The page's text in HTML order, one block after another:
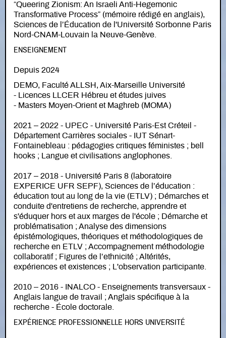
“Queering Zionism: An Israeli Anti-Hegemonic
Transformative Process” (mémoire rédigé en anglais),
Sciences de l’Éducation de l'Université Sorbonne Paris
Nord-CNAM-Louvain la Neuve-Genève.
ENSEIGNEMENT
Depuis 2024
DEMO, Faculté ALLSH, Aix-Marseille Université
- Licences LLCER Hébreu et études juives
- Masters Moyen-Orient et Maghreb (MOMA)
2021 – 2022 - UPEC - Université Paris-Est Créteil -
Département Carrières sociales - IUT Sénart-
Fontainebleau : pédagogies critiques féministes ; bell
hooks ; Langue et civilisations anglophones.
2017 – 2018 - Université Paris 8 (laboratoire
EXPERICE UFR SEPF), Sciences de l’éducation :
éducation tout au long de la vie (ETLV) ; Démarches et
conduite d'entretiens de recherche, apprendre et
s'éduquer hors et aux marges de l'école ; Démarche et
problématisation ; Analyse des dimensions
épistémologiques, théoriques et méthodologiques de
recherche en ETLV ; Accompagnement méthodologie
collaboratif ; Figures de l’ethnicité ; Altérités,
expériences et existences ; L'observation participante.
2010 – 2016 - INALCO - Enseignements transversaux -
Anglais langue de travail ; Anglais spécifique à la
recherche - École doctorale.
EXPÉRIENCE PROFESSIONNELLE HORS UNIVERSITÉ